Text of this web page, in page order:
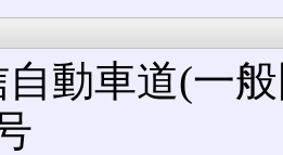
動車道(一